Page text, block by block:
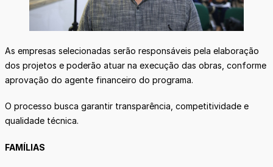
As empresas selecionadas serão responsáveis pela elaboração
dos projetos e poderão atuar na execução das obras, conforme
aprovação do agente financeiro do programa.
O processo busca garantir transparência, competitividade e
qualidade técnica.
FAMÍLIAS